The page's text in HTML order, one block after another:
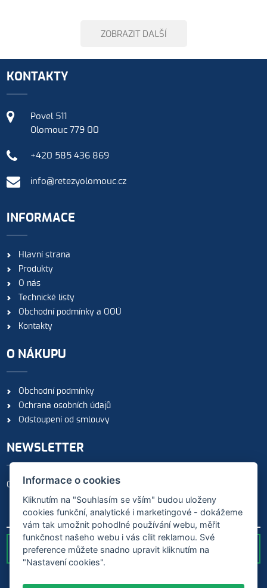
ZOBRAZIT DALŠÍ
KONTAKTY
Povel 511
Olomouc 779 00
+420 585 436 869
info@retezyolomouc.cz
INFORMACE
Hlavní strana
Produkty
O nás
Technické listy
Obchodní podmínky a OOÚ
Kontakty
O NÁKUPU
Obchodní podmínky
Ochrana osobních údajů
Odstoupení od smlouvy
NEWSLETTER
Odebírejte naše novinky
ODESLAT
Informace o cookies
Kliknutím na "Souhlasím se vším" budou uloženy
cookies funkční, analytické i marketingové - dokážeme
vám tak umožnit pohodlné používání webu, měřit
funkčnost našeho webu i vás cílit reklamou. Své
preference můžete snadno upravit kliknutím na
"Nastavení cookies".